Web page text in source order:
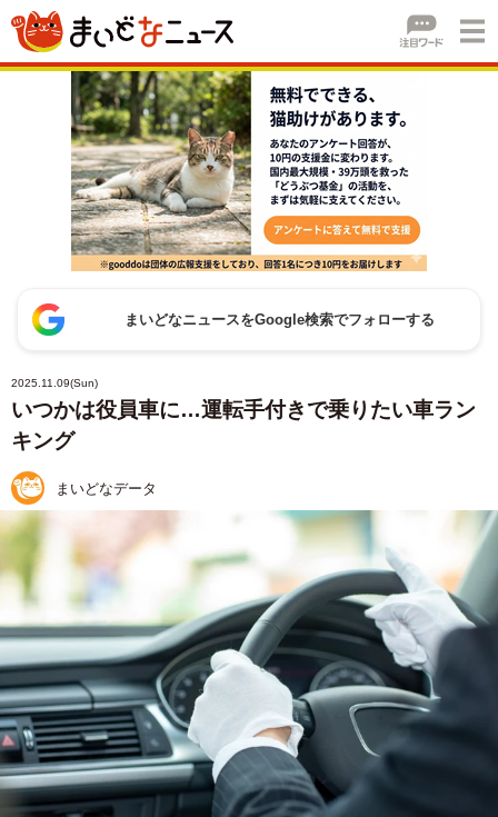
まいどなニュースをGoogle検索でフォローする
2025.11.09(Sun)
いつかは役員車に…運転手付きで乗りたい車ラン
キング
まいどなデータ